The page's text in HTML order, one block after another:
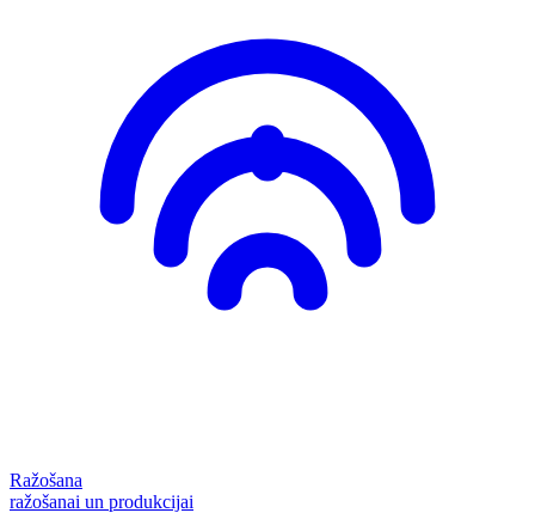
Ražošana
ražošanai un produkcijai